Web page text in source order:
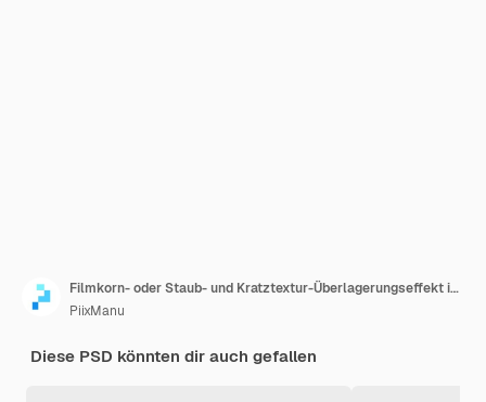
Filmkorn- oder Staub- und Kratztextur-Überlagerungseffekt isoliert auf durchsichtigem Hintergrund
PiixManu
Diese PSD könnten dir auch gefallen